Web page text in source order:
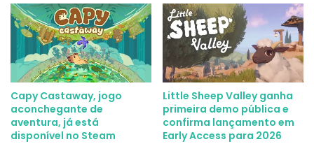
Capy Castaway, jogo
aconchegante de
aventura, já está
disponível no Steam
Little Sheep Valley ganha
primeira demo pública e
confirma lançamento em
Early Access para 2026